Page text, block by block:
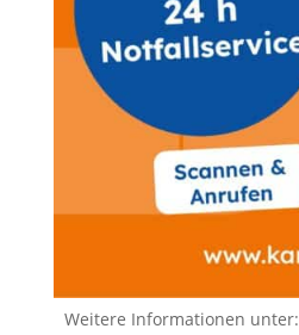
Weitere Informationen unter: